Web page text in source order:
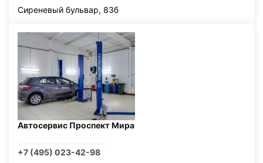
Сиреневый бульвар, 83б
Автосервис Проспект Мира
+7 (495) 023-42-98